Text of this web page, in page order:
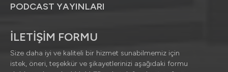
PODCAST YAYINLARI
İLETİŞİM FORMU
Size daha iyi ve kaliteli bir hizmet sunabilmemiz için
istek, öneri, teşekkür ve şikayetlerinizi aşağıdaki formu